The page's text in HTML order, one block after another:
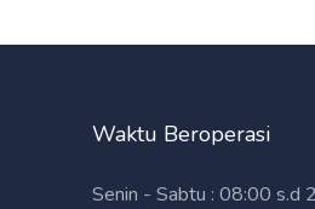
Waktu Beroperasi
Senin - Sabtu : 08:00 s.d